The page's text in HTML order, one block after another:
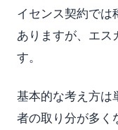
イセンス契約では
ありますが、エス
す。
基本的な考え方は
者の取り分が多く